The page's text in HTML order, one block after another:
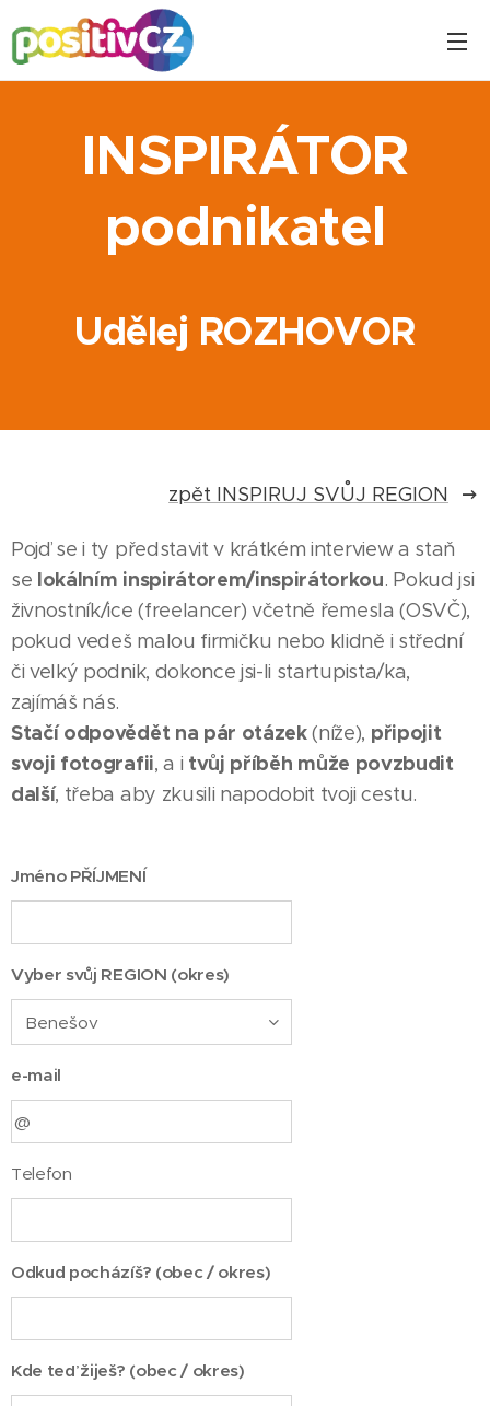
INSPIRÁTOR
podnikatel
Udělej ROZHOVOR
zpět INSPIRUJ SVŮJ REGION
Pojď se i ty představit v krátkém interview a staň
se lokálním inspirátorem/inspirátorkou. Pokud jsi
živnostník/ice (freelancer) včetně řemesla (OSVČ),
pokud vedeš malou firmičku nebo klidně i střední
či velký podnik, dokonce jsi-li startupista/ka,
zajímáš nás.
Stačí odpovědět na pár otázek(níže), připojit
svoji fotografii, a i tvůj příběh může povzbudit
další, třeba aby zkusili napodobit tvoji cestu.
Jméno PŘÍJMENÍ
Vyber svůj REGION (okres)
e-mail
Telefon
Odkud pocházíš? (obec / okres)
Kde teď žiješ? (obec / okres)